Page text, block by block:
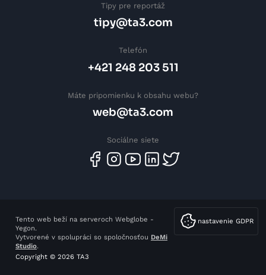
Tipy pre reportáž
tipy@ta3.com
Telefón
+421 248 203 511
Máte pripomienku k obsahu webu?
web@ta3.com
Sociálne siete
nastavenie GDPR
Tento web beží na serveroch Webglobe -
Yegon.
Vytvorené v spolupráci so spoločnosťou DeMi
Studio.
Copyright © 2026 TA3